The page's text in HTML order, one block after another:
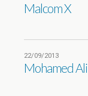
Malcom X
22/09/2013
Mohamed Ali